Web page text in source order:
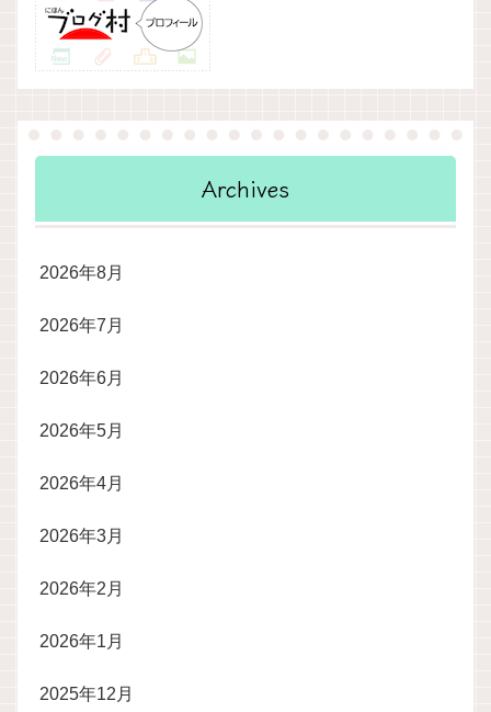
Archives
2026年8月
2026年7月
2026年6月
2026年5月
2026年4月
2026年3月
2026年2月
2026年1月
2025年12月